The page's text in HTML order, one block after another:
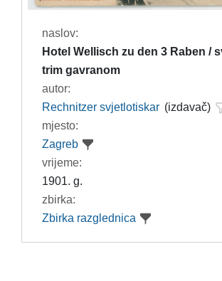
naslov:
Hotel Wellisch zu den 3 Raben /
trim gavranom
autor:
Rechnitzer svjetlotiskar (izdavač)
mjesto:
Zagreb
vrijeme:
1901. g.
zbirka:
Zbirka razglednica